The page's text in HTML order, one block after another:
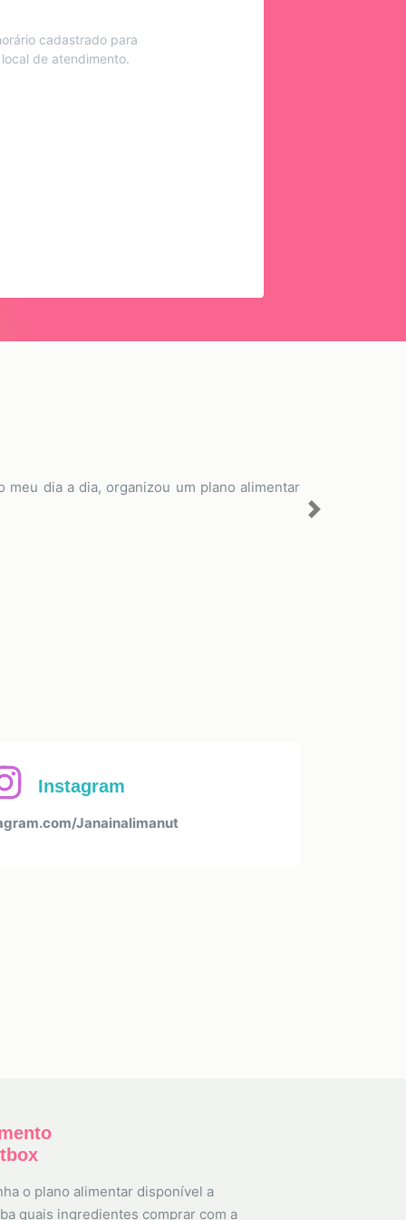
cadastrado para
de atendimento.
dia a dia, organizou um plano alimentar
Next
Instagram
Janainalimanut
o plano alimentar disponível a
quais ingredientes comprar com a